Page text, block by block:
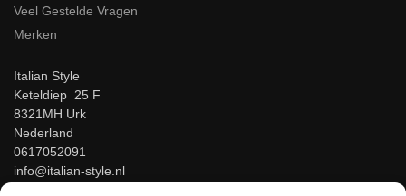
Veel Gestelde Vragen
Merken
Italian Style
Keteldiep 25 F
8321MH Urk
Nederland
0617052091
info@italian-style.nl